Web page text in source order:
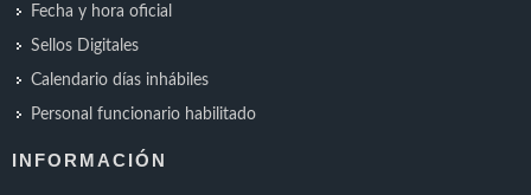
Fecha y hora oficial
Sellos Digitales
Calendario días inhábiles
Personal funcionario habilitado
INFORMACIÓN